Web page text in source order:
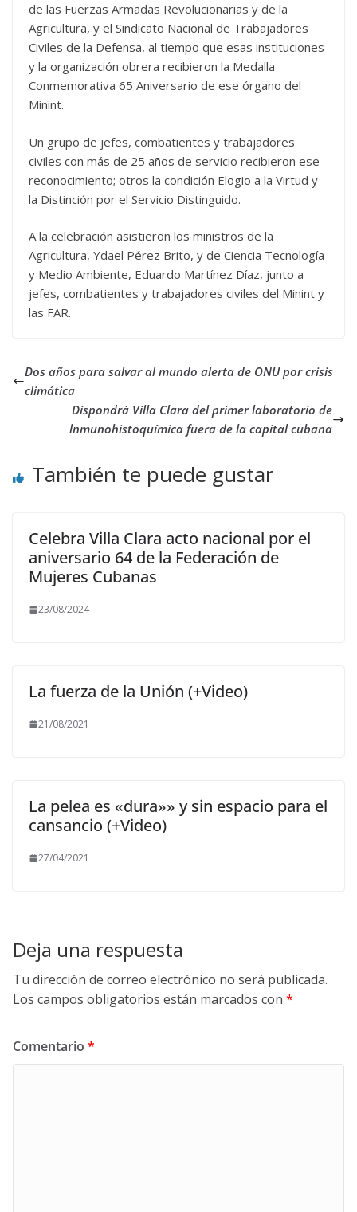
de las Fuerzas Armadas Revolucionarias y de la
Agricultura, y el Sindicato Nacional de Trabajadores
Civiles de la Defensa, al tiempo que esas instituciones
y la organización obrera recibieron la Medalla
Conmemorativa 65 Aniversario de ese órgano del
Minint.
Un grupo de jefes, combatientes y trabajadores
civiles con más de 25 años de servicio recibieron ese
reconocimiento; otros la condición Elogio a la Virtud y
la Distinción por el Servicio Distinguido.
A la celebración asistieron los ministros de la
Agricultura, Ydael Pérez Brito, y de Ciencia Tecnología
y Medio Ambiente, Eduardo Martínez Díaz, junto a
jefes, combatientes y trabajadores civiles del Minint y
las FAR.
Dos años para salvar al mundo alerta de ONU por crisis
climática
Dispondrá Villa Clara del primer laboratorio de
lnmunohistoquímica fuera de la capital cubana
También te puede gustar
Celebra Villa Clara acto nacional por el
aniversario 64 de la Federación de
Mujeres Cubanas
23/08/2024
La fuerza de la Unión (+Video)
21/08/2021
La pelea es «dura»» y sin espacio para el
cansancio (+Video)
27/04/2021
Deja una respuesta
Tu dirección de correo electrónico no será publicada.
Los campos obligatorios están marcados con *
Comentario *